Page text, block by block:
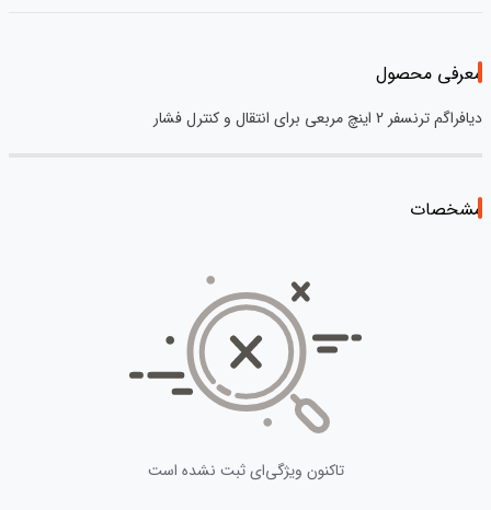
معرفی محصول
دیافراگم ترنسفر 2 اینچ مربعی برای انتقال و کنترل فشار
مشخصات
تاکنون ویژگی‌ای ثبت نشده است